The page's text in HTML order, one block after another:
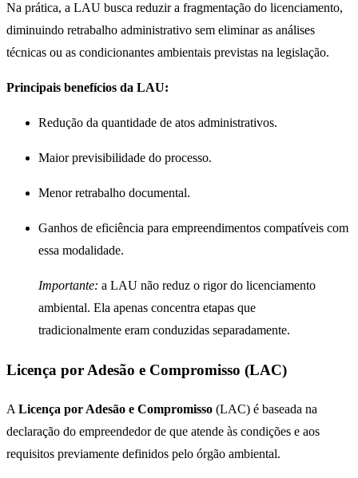
Na prática, a LAU busca reduzir a fragmentação do licenciamento,
diminuindo retrabalho administrativo sem eliminar as análises
técnicas ou as condicionantes ambientais previstas na legislação.
Principais benefícios da LAU:
Redução da quantidade de atos administrativos.
Maior previsibilidade do processo.
Menor retrabalho documental.
Ganhos de eficiência para empreendimentos compatíveis com
essa modalidade.
Importante: a LAU não reduz o rigor do licenciamento
ambiental. Ela apenas concentra etapas que
tradicionalmente eram conduzidas separadamente.
Licença por Adesão e Compromisso (LAC)
A Licença por Adesão e Compromisso (LAC) é baseada na
declaração do empreendedor de que atende às condições e aos
requisitos previamente definidos pelo órgão ambiental.